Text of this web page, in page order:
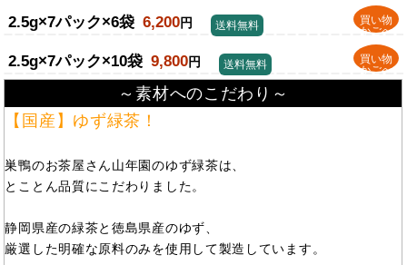
2.5g×7パック×6袋 6,200円
買い物
かごへ
送料無料
2.5g×7パック×10袋 9,800円
買い物
かごへ
送料無料
～素材へのこだわり～
【国産】ゆず緑茶！
巣鴨のお茶屋さん山年園のゆず緑茶は、
とことん品質にこだわりました。
静岡県産の緑茶と徳島県産のゆず、
厳選した明確な原料のみを使用して製造しています。